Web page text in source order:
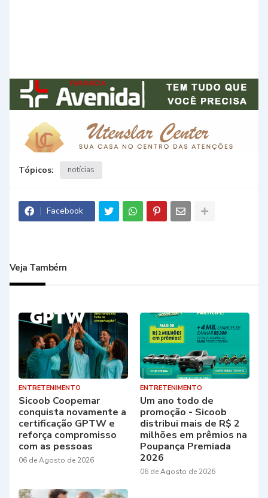
Tópicos: notícias
Facebook
Veja Também
ENTRETENIMENTO
Sicoob Coopemar
conquista novamente a
certificação GPTW e
reforça compromisso
com as pessoas
06 de Agosto de 2026
ENTRETENIMENTO
Um ano todo de
promoção - Sicoob
distribui mais de R$ 2
milhões em prêmios na
Poupança Premiada
2026
06 de Agosto de 2026